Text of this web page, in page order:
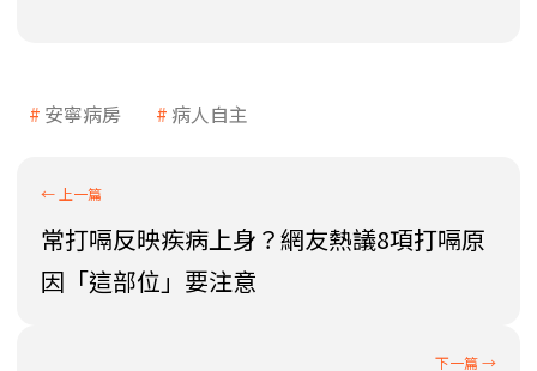
安寧病房 病人自主
常打嗝反映疾病上身？網友熱議8項打嗝原
因「這部位」要注意